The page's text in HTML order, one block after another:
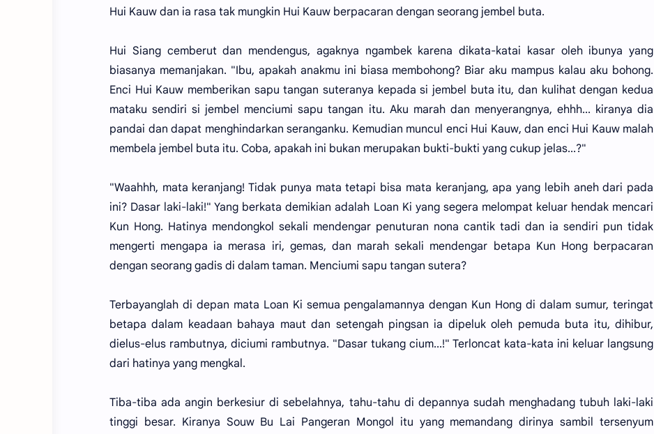
Hui Kauw dan ia rasa tak mungkin Hui Kauw berpacaran dengan seorang jembel buta.
Hui Siang cemberut dan mendengus, agaknya ngambek karena dikata-katai kasar oleh ibunya yang
biasanya memanjakan. "Ibu, apakah anakmu ini biasa membohong? Biar aku mampus kalau aku bohong.
Enci Hui Kauw memberikan sapu tangan suteranya kepada si jembel buta itu, dan kulihat dengan kedua
mataku sendiri si jembel menciumi sapu tangan itu. Aku marah dan menyerangnya, ehhh... kiranya dia
pandai dan dapat menghindarkan seranganku. Kemudian muncul enci Hui Kauw, dan enci Hui Kauw malah
membela jembel buta itu. Coba, apakah ini bukan merupakan bukti-bukti yang cukup jelas...?"
"Waahhh, mata keranjang! Tidak punya mata tetapi bisa mata keranjang, apa yang lebih aneh dari pada
ini? Dasar laki-laki!" Yang berkata demikian adalah Loan Ki yang segera melompat keluar hendak mencari
Kun Hong. Hatinya mendongkol sekali mendengar penuturan nona cantik tadi dan ia sendiri pun tidak
mengerti mengapa ia merasa iri, gemas, dan marah sekali mendengar betapa Kun Hong berpacaran
dengan seorang gadis di dalam taman. Menciumi sapu tangan sutera?
Terbayanglah di depan mata Loan Ki semua pengalamannya dengan Kun Hong di dalam sumur, teringat
betapa dalam keadaan bahaya maut dan setengah pingsan ia dipeluk oleh pemuda buta itu, dihibur,
dielus-elus rambutnya, diciumi rambutnya. "Dasar tukang cium...!" Terloncat kata-kata ini keluar langsung
dari hatinya yang mengkal.
Tiba-tiba ada angin berkesiur di sebelahnya, tahu-tahu di depannya sudah menghadang tubuh laki-laki
tinggi besar. Kiranya Souw Bu Lai Pangeran Mongol itu yang memandang dirinya sambil tersenyum